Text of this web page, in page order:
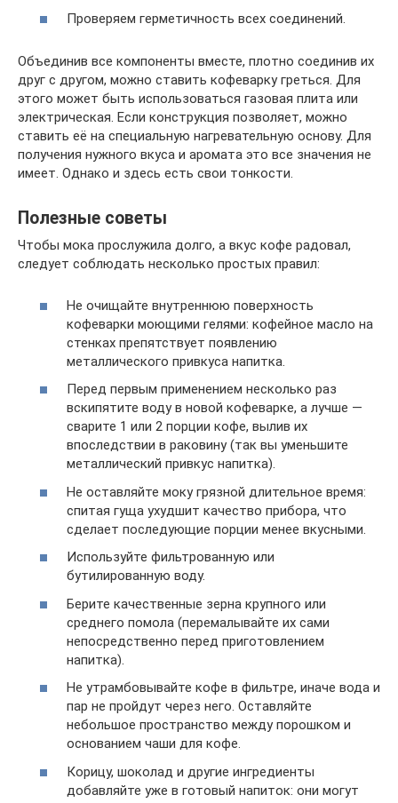
Проверяем герметичность всех соединений.
Объединив все компоненты вместе, плотно соединив их
друг с другом, можно ставить кофеварку греться. Для
этого может быть использоваться газовая плита или
электрическая. Если конструкция позволяет, можно
ставить её на специальную нагревательную основу. Для
получения нужного вкуса и аромата это все значения не
имеет. Однако и здесь есть свои тонкости.
Полезные советы
Чтобы мока прослужила долго, а вкус кофе радовал,
следует соблюдать несколько простых правил:
Не очищайте внутреннюю поверхность
кофеварки моющими гелями: кофейное масло на
стенках препятствует появлению
металлического привкуса напитка.
Перед первым применением несколько раз
вскипятите воду в новой кофеварке, а лучше —
сварите 1 или 2 порции кофе, вылив их
впоследствии в раковину (так вы уменьшите
металлический привкус напитка).
Не оставляйте моку грязной длительное время:
спитая гуща ухудшит качество прибора, что
сделает последующие порции менее вкусными.
Используйте фильтрованную или
бутилированную воду.
Берите качественные зерна крупного или
среднего помола (перемалывайте их сами
непосредственно перед приготовлением
напитка).
Не утрамбовывайте кофе в фильтре, иначе вода и
пар не пройдут через него. Оставляйте
небольшое пространство между порошком и
основанием чаши для кофе.
Корицу, шоколад и другие ингредиенты
добавляйте уже в готовый напиток: они могут